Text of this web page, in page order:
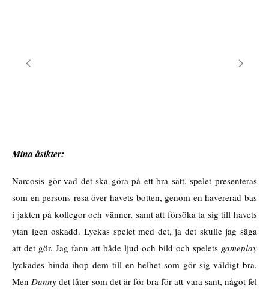
Mina åsikter:
Narcosis gör vad det ska göra på ett bra sätt, spelet presenteras
som en persons resa över havets botten, genom en havererad bas
i jakten på kollegor och vänner, samt att försöka ta sig till havets
ytan igen oskadd. Lyckas spelet med det, ja det skulle jag säga
att det gör. Jag fann att både ljud och bild och spelets gameplay
lyckades binda ihop dem till en helhet som gör sig väldigt bra.
Men Danny det låter som det är för bra för att vara sant, något fel